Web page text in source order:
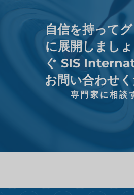
自信を持って
に展開しまし
ぐ SIS
お問い合わせく
専門家に相談